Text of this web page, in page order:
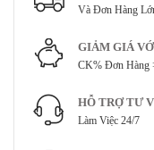
Và Đơn Hàng
GIẢM GIÁ
CK% Đơn Hàng
HỖ TRỢ TƯ
Làm Việc 24/7